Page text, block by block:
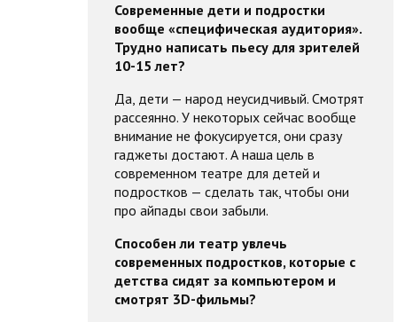
Современные дети и подростки
вообще «специфическая аудитория».
Трудно написать пьесу для зрителей
10-15 лет?
Да, дети — народ неусидчивый. Смотрят
рассеянно. У некоторых сейчас вообще
внимание не фокусируется, они сразу
гаджеты достают. А наша цель в
современном театре для детей и
подростков — сделать так, чтобы они
про айпады свои забыли.
Способен ли театр увлечь
современных подростков, которые с
детства сидят за компьютером и
смотрят 3D-фильмы?